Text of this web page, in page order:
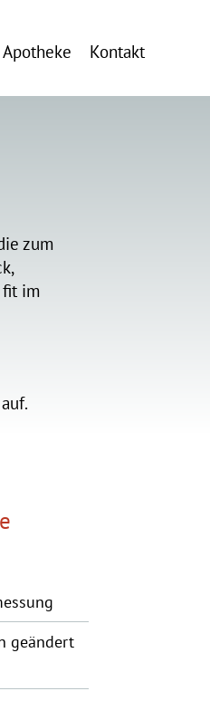
Kontakt
zum
fit im
geändert